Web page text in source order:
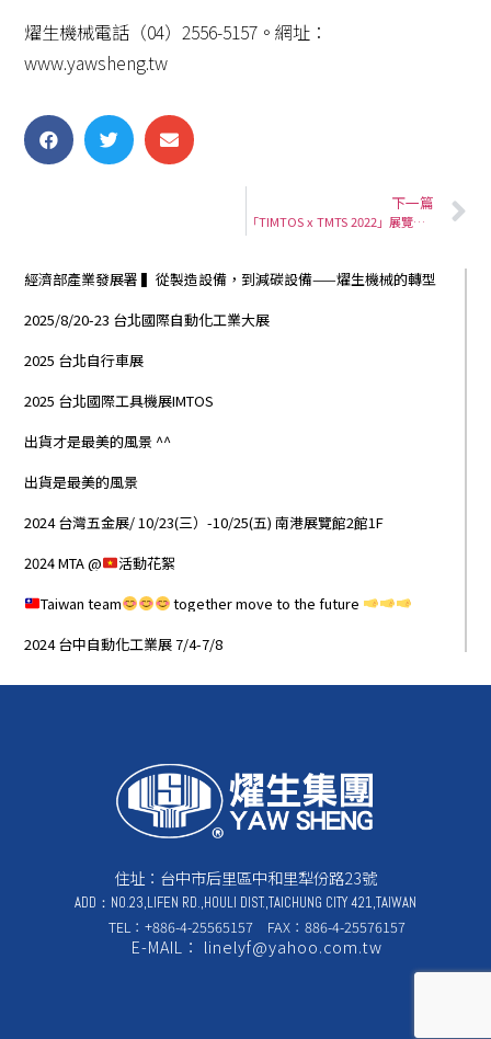
經濟部產業發展署 ▍從製造設備，到減碳設備——燿生機械的轉型
2025/8/20-23 台北國際自動化工業大展
2025 台北自行車展
2025 台北國際工具機展IMTOS
出貨才是最美的風景 ^^
出貨是最美的風景
2024 台灣五金展/ 10/23(三）-10/25(五) 南港展覽館2館1F
2024 MTA @
活動花絮
Taiwan team
together move to the future
2024 台中自動化工業展 7/4-7/8
燿生機械電話（04）2556-5157。網址：
www.yawsheng.tw
下一篇
「TIMTOS x TMTS 2022」展覽地點：南港展覽館2館1F 攤位P1101
住址：台中市后里區中和里犁份路23號
ADD：NO.23,LIFEN RD.,HOULI DIST.,TAICHUNG CITY 421,TAIWAN
TEL：+886-4-25565157 FAX：886-4-25576157
E-MAIL： linelyf@yahoo.com.tw